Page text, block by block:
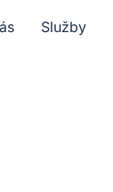
Služby